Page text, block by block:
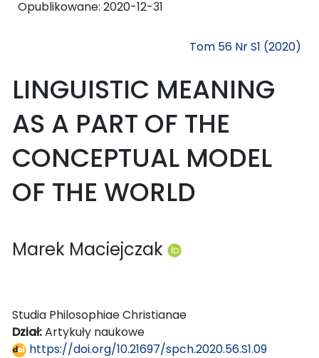
Opublikowane: 2020-12-31
Tom 56 Nr S1 (2020)
LINGUISTIC MEANING
AS A PART OF THE
CONCEPTUAL MODEL
OF THE WORLD
Marek Maciejczak
Studia Philosophiae Christianae
Dział:Artykuły naukowe
https://doi.org/10.21697/spch.2020.56.S1.09